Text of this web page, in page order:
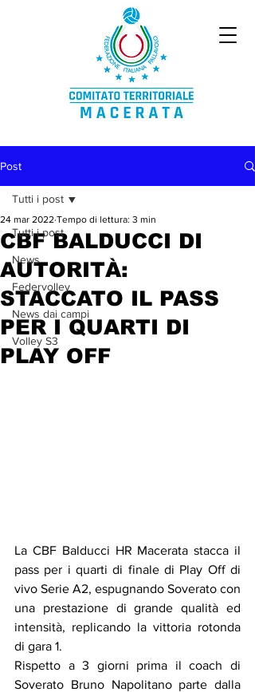
Post
Tutti i post
News
Federvolley
News dai campi
Volley S3
Tutti i post
CBF BALDUCCI DI
AUTORITÀ:
STACCATO IL PASS
PER I QUARTI DI
PLAY OFF
24 mar 2022 Tempo di lettura: 3 min
La CBF Balducci HR Macerata stacca il
pass per i quarti di finale di Play Off di
vivo Serie A2, espugnando Soverato con
una prestazione di grande qualità ed
intensità, replicando la vittoria rotonda
di gara 1.
Rispetto a 3 giorni prima il coach di
Soverato Bruno Napolitano parte dalla